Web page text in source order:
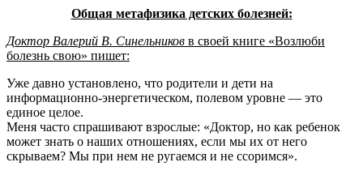
Общая метафизика детских болезней:
Доктор Валерий В. Синельников в своей книге «Возлюби
болезнь свою» пишет:
Уже давно установлено, что родители и дети на
информационно-энергетическом, полевом уровне — это
единое целое.
Меня часто спрашивают взрослые: «Доктор, но как ребенок
может знать о наших отношениях, если мы их от него
скрываем? Мы при нем не ругаемся и не ссоримся».